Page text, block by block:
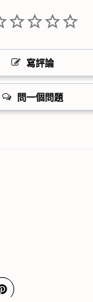
寫評論
問一個問題
Translation